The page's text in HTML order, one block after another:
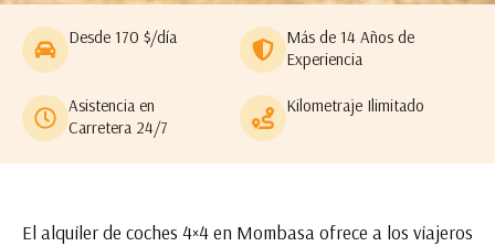
Desde 170 $/día
Más de 14 Años de
Experiencia
Asistencia en
Carretera 24/7
Kilometraje Ilimitado
El alquiler de coches 4×4 en Mombasa ofrece a los viajeros